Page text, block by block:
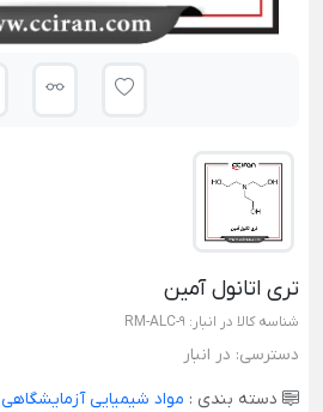
تری اتانول آمین
شناسه کالا در انبار: RM-ALC-9
دسترسی: در انبار
دسته بندی : مواد شیمیایی آزمایشگاهی